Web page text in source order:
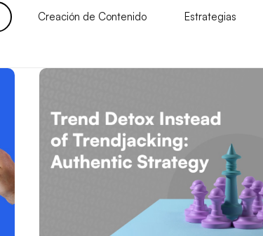
Creación de Contenido Estrategias